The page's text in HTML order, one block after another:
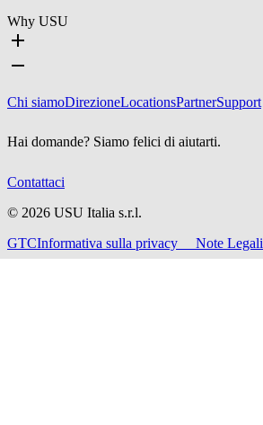
Why USU
Chi siamoDirezioneLocationsPartnerSupport
Hai domande? Siamo felici di aiutarti.
Contattaci
© 2026 USU Italia s.r.l.
GTCInformativa sulla privacy Note Legali